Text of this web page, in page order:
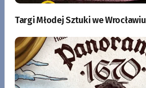
Targi Młodej Sztuki we Wrocławiu